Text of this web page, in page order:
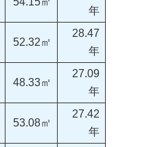
年
52.32㎡
28.47
年
48.33㎡
27.09
年
53.08㎡
27.42
年